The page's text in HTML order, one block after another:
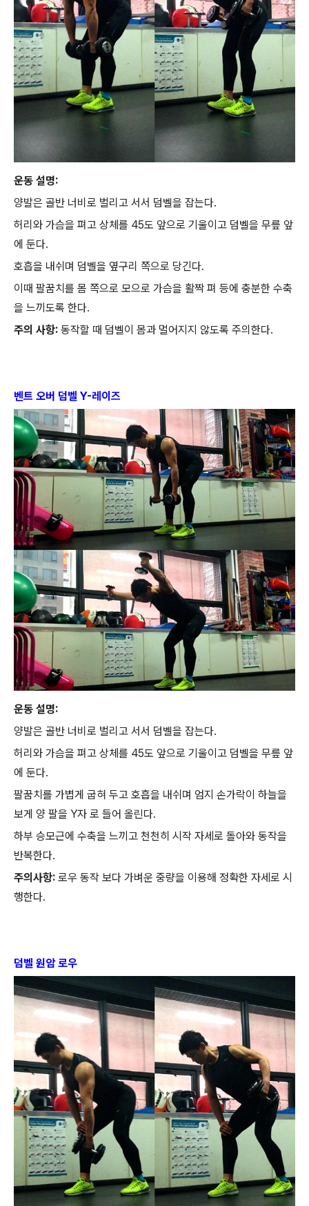
운동 설명:
양발은 골반 너비로 벌리고 서서 덤벨을 잡는다.
허리와 가슴을 펴고 상체를 45도 앞으로 기울이고 덤벨을 무릎 앞
에 둔다.
호흡을 내쉬며 덤벨을 옆구리 쪽으로 당긴다.
이때 팔꿈치를 몸 쪽으로 모으로 가슴을 활짝 펴 등에 충분한 수축
을 느끼도록 한다.
주의 사항: 동작할 때 덤벨이 몸과 멀어지지 않도록 주의한다.
벤트 오버 덤벨 Y-레이즈
운동 설명:
양발은 골반 너비로 벌리고 서서 덤벨을 잡는다.
허리와 가슴을 펴고 상체를 45도 앞으로 기울이고 덤벨을 무릎 앞
에 둔다.
팔꿈치를 가볍게 굽혀 두고 호흡을 내쉬며 엄지 손가락이 하늘을
보게 양 팔을 Y자 로 들어 올린다.
하부 승모근에 수축을 느끼고 천천히 시작 자세로 돌아와 동작을
반복한다.
주의사항: 로우 동작 보다 가벼운 중량을 이용해 정확한 자세로 시
행한다.
덤벨 원암 로우